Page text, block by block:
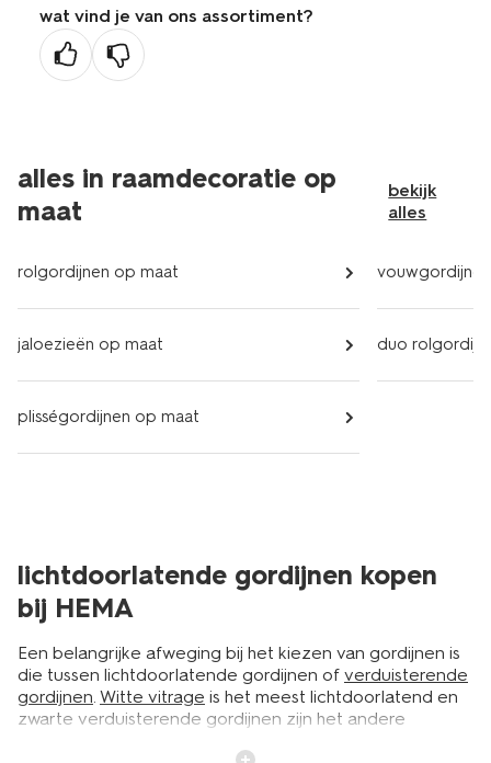
wat vind je van ons assortiment?
alles in raamdecoratie op
maat
bekijk
alles
rolgordijnen op maat
jaloezieën op maat
plisségordijnen op maat
duo
lichtdoorlatende gordijnen kopen
bij HEMA
Een belangrijke afweging bij het kiezen van gordijnen is
die tussen lichtdoorlatende gordijnen of verduisterende
gordijnen. Witte vitrage is het meest lichtdoorlatend en
zwarte verduisterende gordijnen zijn het andere